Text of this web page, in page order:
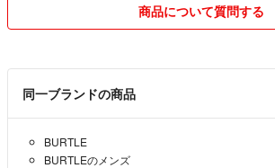
商品について質問する
同一ブランドの商品
BURTLE
BURTLEのメンズ